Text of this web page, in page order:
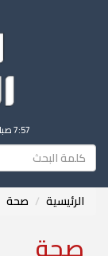
7:57 صباحاً
الرئيسية صحة